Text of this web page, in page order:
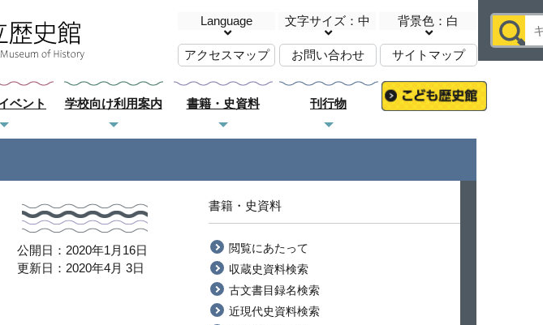
Language 文字サイズ：中 背景色：白
アクセスマップ お問い合わせ サイトマップ
ベント 学校向け利用案内 書籍・史資料 刊行物
公開日：2020年1月16日
更新日：2020年4月 3日
書籍・史資料
閲覧にあたって
収蔵史資料検索
古文書目録名検索
近現代史資料検索